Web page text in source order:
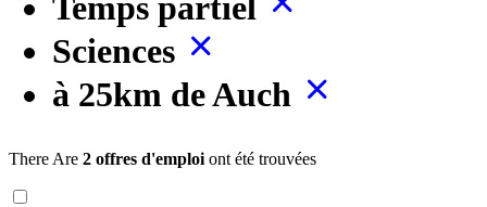
Sciences
à 25km de Auch
There Are 2 offres d'emploi ont été trouvées